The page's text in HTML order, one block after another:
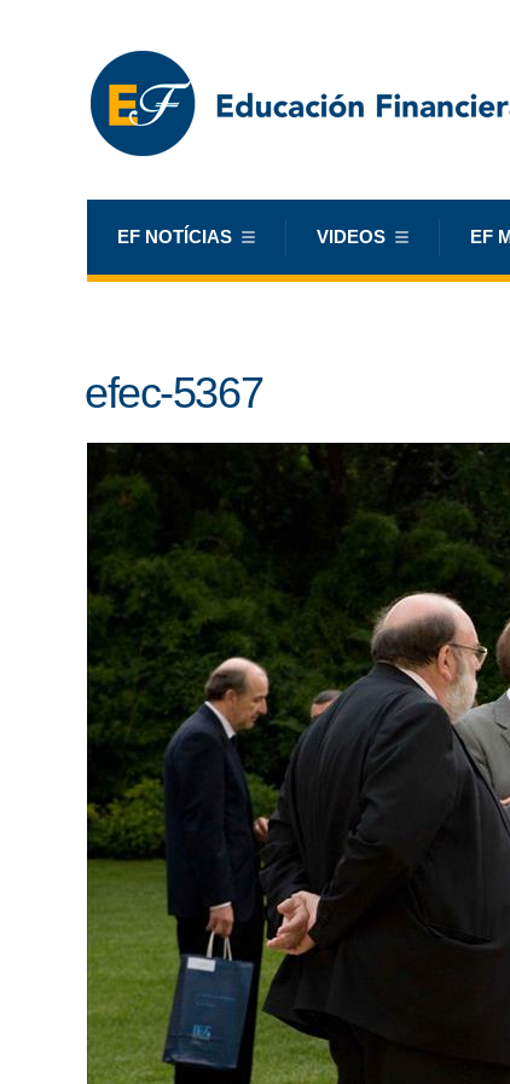
EF NOTÍCIAS VIDEOS EF
efec-5367